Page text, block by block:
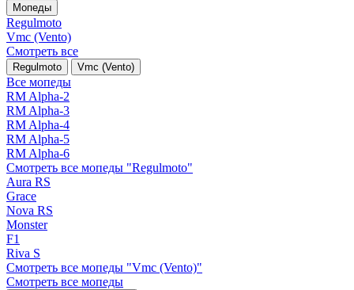
Мопеды
Regulmoto
Vmc (Vento)
Смотреть все
Regulmoto Vmc (Vento)
Все мопеды
RM Alpha-2
RM Alpha-3
RM Alpha-4
RM Alpha-5
RM Alpha-6
Смотреть все мопеды "Regulmoto"
Aura RS
Grace
Nova RS
Monster
F1
Riva S
Смотреть все мопеды "Vmc (Vento)"
Смотреть все мопеды